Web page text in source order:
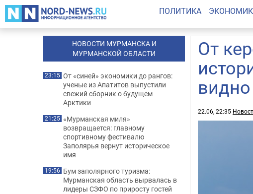
ПОЛИТИКА
От
22.06, 22:35
НОВОСТИ МУРМАНСКА И
МУРМАНСКОЙ ОБЛАСТИ
23:15 От «синей» экономики до рангов:
ученые из Апатитов выпустили
свежий сборник о будущем
Арктики
21:25 «Мурманская миля»
возвращается: главному
спортивному фестивалю
Заполярья вернут историческое
имя
19:56 Бум заполярного туризма:
Мурманская область вырвалась в
лидеры СЗФО по приросту гостей